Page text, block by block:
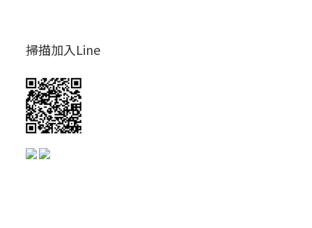
掃描加入Line